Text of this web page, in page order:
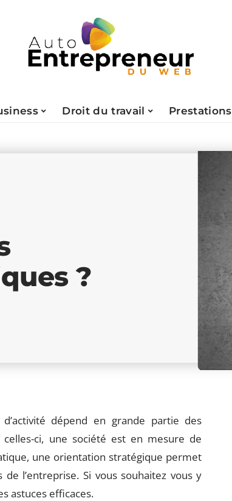
Droit du travail Prestations
?
dépend en grande partie des
celles-ci, une société est en mesure de
une orientation stratégique permet
l’entreprise. Si vous souhaitez vous y
astuces efficaces.